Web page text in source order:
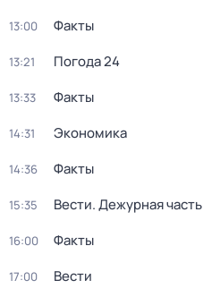
13:00 Факты
13:21 Погода 24
13:33 Факты
14:31 Экономика
14:36 Факты
15:35 Вести. Дежурная часть
16:00 Факты
17:00 Вести